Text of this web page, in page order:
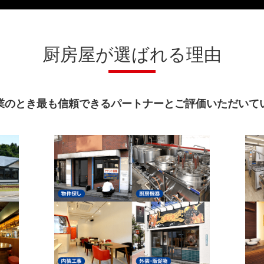
厨房屋が選ばれる理由
のとき最も信頼できるパートナーとご評価いただいて